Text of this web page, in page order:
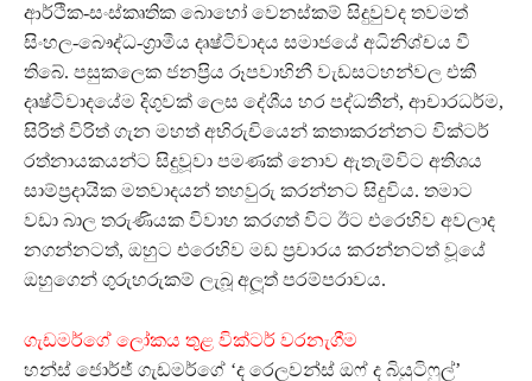
ආර්ථික-සංස්කෘතික බොහෝ වෙනස්කම් සිදුවුවද තවමත්
සිංහල-බෞද්ධ-ග‍්‍රාමීය දෘෂ්ටිවාදය සමාජයේ අධිනිශ්චය වී
තිබේ. පසුකලෙක ජනප‍්‍රිය රූපවාහිනී වැඩසටහන්වල එකී
දෘෂ්ටිවාදයේම දිගුවක් ලෙස දේශීය හර පද්ධතීන්, ආචාරධර්ම,
සිරිත් විරිත් ගැන මහත් අභිරුචියෙන් කතාකරන්නට වික්ටර්
රත්නායකයන්ට සිදුවූවා පමණක් නොව ඇතැම්විට අතිශය
සාම්ප‍්‍රදායික මතවාදයන් තහවුරු කරන්නට සිදුවිය. තමාට
වඩා බාල තරුණියක විවාහ කරගත් විට ඊට එරෙහිව අවලාද
නගන්නටත්, ඔහුට එරෙහිව මඩ ප‍්‍රචාරය කරන්නටත් වූයේ
ඔහුගෙන් ගුරුහරුකම් ලැබූ අලූත් පරම්පරාවය.
ගැඩමර්ගේ ලෝකය තුළ වික්ටර් වරනැගීම
හන්ස් ජොර්ජ් ගැඩමර්ගේ ‘ද රෙලවන්ස් ඔෆ් ද බියුටිෆුල්’